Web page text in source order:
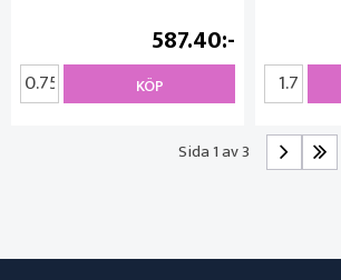
587.40
KÖP
Sida 1 av 3